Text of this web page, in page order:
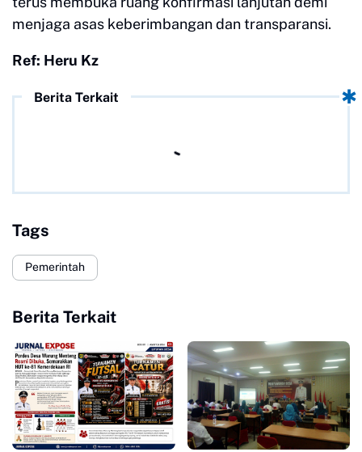
menjaga asas keberimbangan dan transparansi.
Ref: Heru Kz
Berita Terkait
Tags
Pemerintah
Berita Terkait